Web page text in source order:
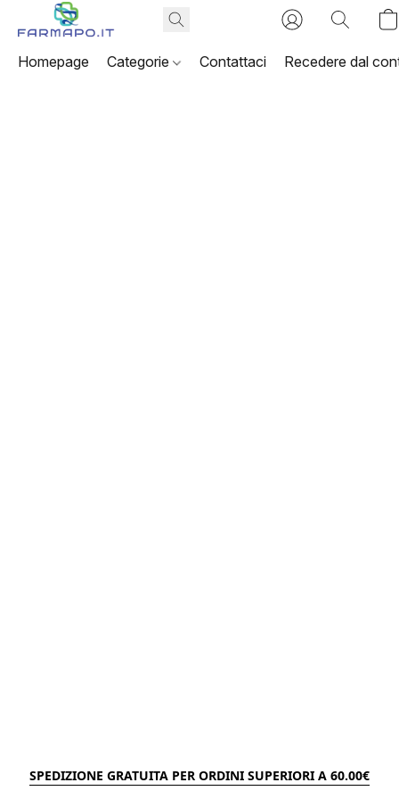
Homepage Categorie Contattaci Recedere dal
SPEDIZIONE GRATUITA PER ORDINI SUPERIORI A 60.00€